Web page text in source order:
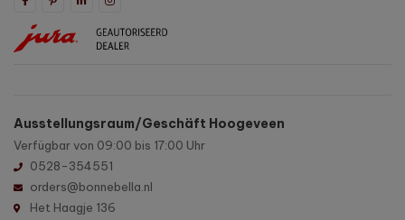
Ausstellungsraum/Geschäft Hoogeveen
Verfügbar von 09:00 bis 17:00 Uhr
0528-354551
orders@bonnebella.nl
Het Haagje 136